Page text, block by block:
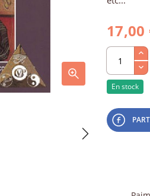
17,00
En stock